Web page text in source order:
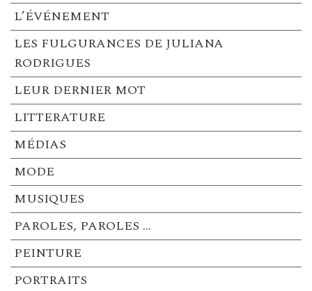
L’ÉVÉNEMENT
LES FULGURANCES DE JULIANA
RODRIGUES
LEUR DERNIER MOT
LITTERATURE
MÉDIAS
MODE
MUSIQUES
PAROLES, PAROLES …
PEINTURE
PORTRAITS